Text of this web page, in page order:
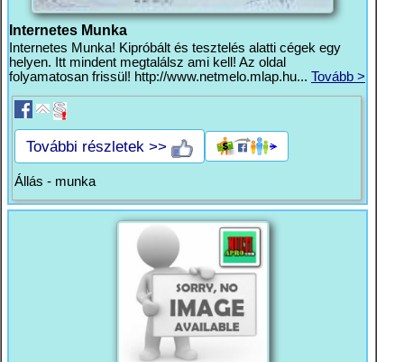
Internetes Munka
Internetes Munka! Kipróbált és tesztelés alatti cégek egy
helyen. Itt mindent megtalálsz ami kell! Az oldal
folyamatosan frissül! http://www.netmelo.mlap.hu... Tovább >
További részletek >>
Állás - munka